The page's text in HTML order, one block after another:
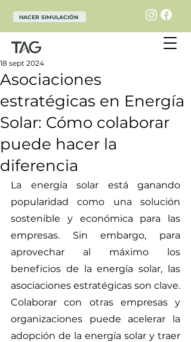
HACER SIMULACIÓN
Asociaciones
estratégicas en Energía
Solar: Cómo colaborar
puede hacer la
diferencia
18 sept 2024
La energía solar está ganando
popularidad como una solución
sostenible y económica para las
empresas. Sin embargo, para
aprovechar al máximo los
beneficios de la energía solar, las
asociaciones estratégicas son clave.
Colaborar con otras empresas y
organizaciones puede acelerar la
adopción de la energía solar y traer